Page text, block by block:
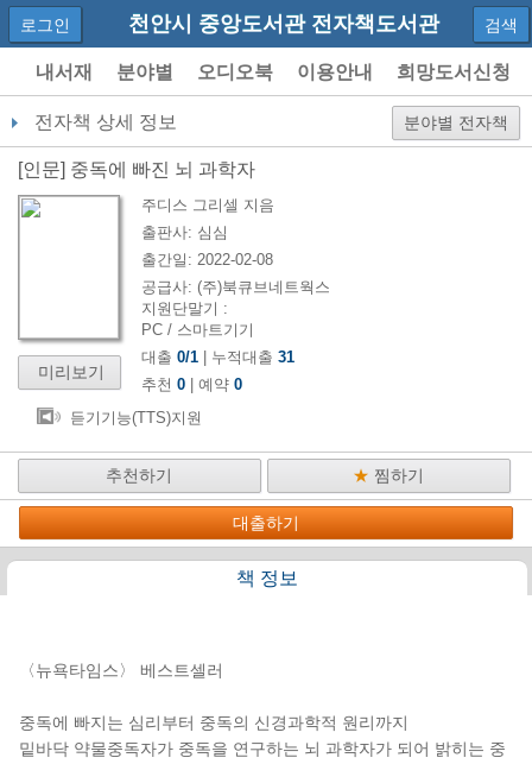
천안시 중앙도서관 전자책도서관
로그인 검색
내서재 분야별 오디오북 이용안내 희망도서신청
전자책 상세 정보 분야별 전자책
[인문] 중독에 빠진 뇌 과학자
미리보기
주디스 그리셀 지음
출판사: 심심
출간일: 2022-02-08
공급사: (주)북큐브네트웍스
지원단말기 :
PC / 스마트기기
대출 0/1 | 누적대출 31
추천 0 | 예약 0
듣기기능(TTS)지원
추천하기 ★ 찜하기
대출하기
책 정보
〈뉴욕타임스〉 베스트셀러
중독에 빠지는 심리부터 중독의 신경과학적 원리까지
밑바닥 약물중독자가 중독을 연구하는 뇌 과학자가 되어 밝히는 중